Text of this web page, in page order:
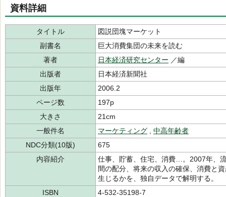
資料詳細
タイトル
図説団塊マーケット
副書名
巨大消費集団の未来を読む
著者
日本経済研究センター ／編
出版者
日本経済新聞社
出版年
2006.2
ページ数
197p
大きさ
21cm
一般件名
マーケティング
中高年齢者
NDC分類(10版)
675
内容紹介
仕事、貯蓄、住宅、消費…。2007年、
間の配分、将来の収入の確保、消費と
生じるかを、独自データで解明する。
ISBN
4-532-35198-7